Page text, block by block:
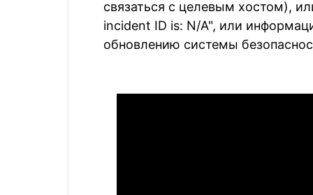
связаться с целевым хостом),
incident ID is: N/A", или
обновлению системы